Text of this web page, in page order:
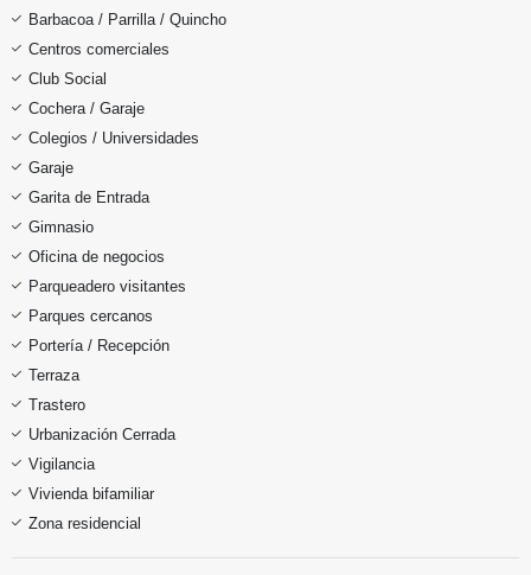
Barbacoa / Parrilla / Quincho
Centros comerciales
Club Social
Cochera / Garaje
Colegios / Universidades
Garaje
Garita de Entrada
Gimnasio
Oficina de negocios
Parqueadero visitantes
Parques cercanos
Portería / Recepción
Terraza
Trastero
Urbanización Cerrada
Vigilancia
Vivienda bifamiliar
Zona residencial